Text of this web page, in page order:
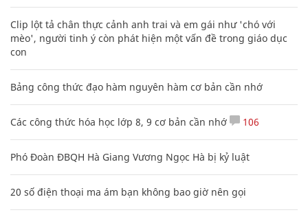
Clip lột tả chân thực cảnh anh trai và em gái như 'chó với
mèo', người tinh ý còn phát hiện một vấn đề trong giáo dục
con
Bảng công thức đạo hàm nguyên hàm cơ bản cần nhớ
Các công thức hóa học lớp 8, 9 cơ bản cần nhớ 106
Phó Đoàn ĐBQH Hà Giang Vương Ngọc Hà bị kỷ luật
20 số điện thoại ma ám bạn không bao giờ nên gọi